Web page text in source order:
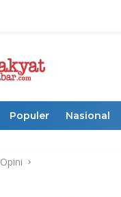
Populer Nasional
Opini